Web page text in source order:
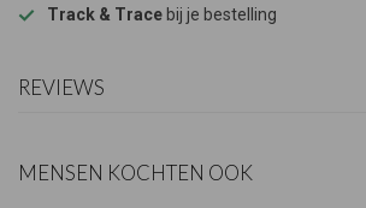
Track & Trace bij je bestelling
REVIEWS
MENSEN KOCHTEN OOK